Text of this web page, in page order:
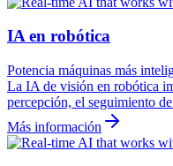
IA en robótica
Potencia máquinas más
La IA de visión en robótica
percepción, el seguimiento
Más información